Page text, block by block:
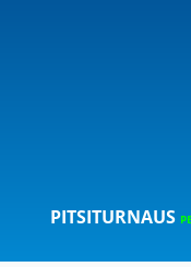
PITSITURNAUS